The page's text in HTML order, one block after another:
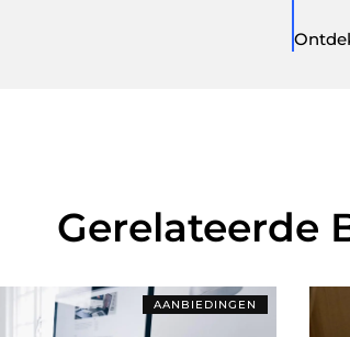
Gerelateerde
AANBIEDINGEN